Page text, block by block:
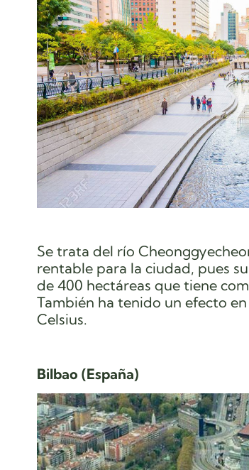
Se trata del río
rentable para la ciudad, pues
de 400 hectáreas que tiene
También ha tenido un efecto
Celsius.
Bilbao (España)